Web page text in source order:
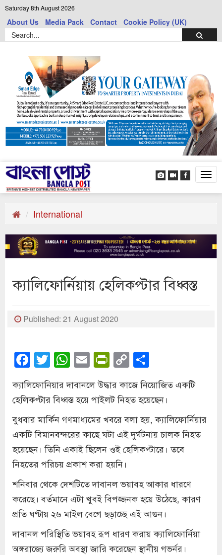
Saturday 8th August 2026
About Us Media Pack Contact Cookie Policy (UK)
International
ক্যালিফোর্নিয়ায় হেলিকপ্টার বিধ্বস্ত
Published: 21 August 2020
Facebook
Twitter
WhatsApp
EmailPrintFriendly
Copy
Link
ক্যালিফোনিয়ার দাবানলে উদ্ধার কাজে নিয়োজিত একটি
হেলিকপ্টার বিধ্বস্ত হয়ে পাইলট নিহত হয়েছেন।
বুধবার মার্কিন গণমাধ্যমের খবরে বলা হয়, ক্যালিফোর্নিয়ার
একটি বিমানবন্দরের কাছে ঘটা এই দুর্ঘটনায় চালক নিহত
হয়েছেন। তিনি একাই ছিলেন ওই হেলিকপ্টারে। তবে
নিহতের পরিচয় প্রকাশ করা হয়নি।
শনিবার থেকে দেশটিতে দাবানল ভয়াবহ আকার ধারণে
করেছে। বর্তমানে এটা খুবই বিপজ্জনক হয়ে উঠেছে, কারণ
প্রতি ঘণ্টায় ২৬ মাইল বেগে ছড়াচ্ছে এই আগুন।
দাবানল পরিস্থিতি ভয়াবহ রূপ ধারণ করায় ক্যালিফোর্নিয়া
অঙ্গরাজ্যে জরুরি অবস্থা জারি করেছেন স্থানীয় গভর্নর।